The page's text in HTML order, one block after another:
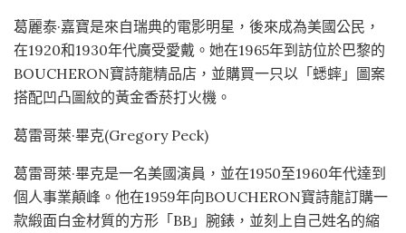
葛麗泰·嘉寶是來自瑞典的電影明星，後來成為美國公民，
在1920和1930年代廣受愛戴。她在1965年到訪位於巴黎的
BOUCHERON寶詩龍精品店，並購買一只以「蟋蟀」圖案
搭配凹凸圖紋的黃金香菸打火機。
葛雷哥萊·畢克(Gregory Peck)
葛雷哥萊·畢克是一名美國演員，並在1950至1960年代達到
個人事業顛峰。他在1959年向BOUCHERON寶詩龍訂購一
款緞面白金材質的方形「BB」腕錶，並刻上自己姓名的縮